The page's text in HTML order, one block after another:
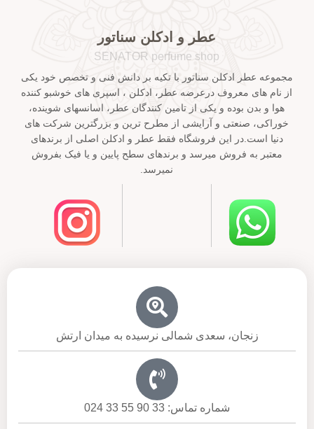
عطر و ادکلن سناتور
SENATOR perfume shop
مجموعه عطر ادکلن سناتور با تکیه بر دانش فنی و تخصص خود یکی
از نام های معروف درعرضه عطر، ادکلن ، اسپری های خوشبو کننده
هوا و بدن بوده و یکی از تامین کنندگان عطر، اسانسهای شوینده،
خوراکی، صنعتی و آرایشی از مطرح ترین و بزرگترین شرکت های
دنیا است.در این فروشگاه فقط عطر و ادکلن اصلی از برندهای
معتبر به فروش میرسد و برندهای سطح پایین و یا فیک بفروش
نمیرسد.
زنجان، سعدی شمالی نرسیده به میدان ارتش
شماره تماس: 33 90 55 33 024